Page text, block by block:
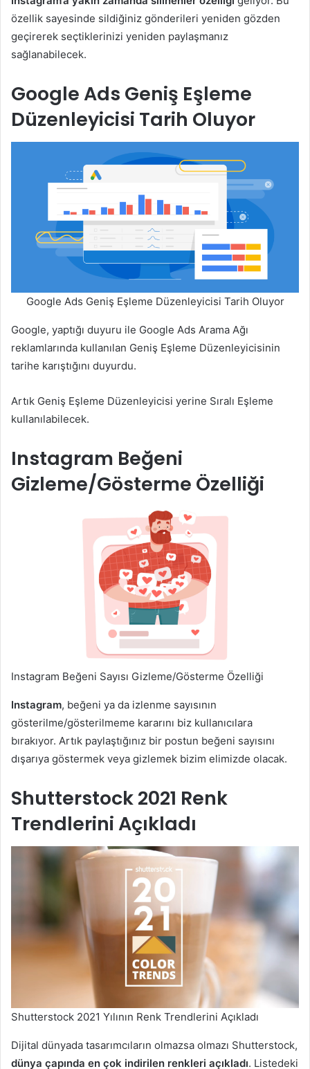
özellik sayesinde sildiğiniz gönderileri yeniden gözden
geçirerek seçtiklerinizi yeniden paylaşmanız
sağlanabilecek.
Google Ads Geniş Eşleme
Düzenleyicisi Tarih Oluyor
Google Ads Geniş Eşleme Düzenleyicisi Tarih Oluyor
Google, yaptığı duyuru ile Google Ads Arama Ağı
reklamlarında kullanılan Geniş Eşleme Düzenleyicisinin
tarihe karıştığını duyurdu.
Artık Geniş Eşleme Düzenleyicisi yerine Sıralı Eşleme
kullanılabilecek.
Instagram Beğeni
Gizleme/Gösterme Özelliği
Instagram Beğeni Sayısı Gizleme/Gösterme Özelliği
Instagram, beğeni ya da izlenme sayısının
gösterilme/gösterilmeme kararını biz kullanıcılara
bırakıyor. Artık paylaştığınız bir postun beğeni sayısını
dışarıya göstermek veya gizlemek bizim elimizde olacak.
Shutterstock 2021 Renk
Trendlerini Açıkladı
Shutterstock 2021 Yılının Renk Trendlerini Açıkladı
Dijital dünyada tasarımcıların olmazsa olmazı Shutterstock,
dünya çapında en çok indirilen renkleri açıkladı. Listedeki